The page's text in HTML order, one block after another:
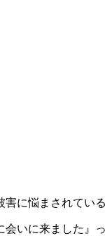
害に悩まされてい
会いに来ました